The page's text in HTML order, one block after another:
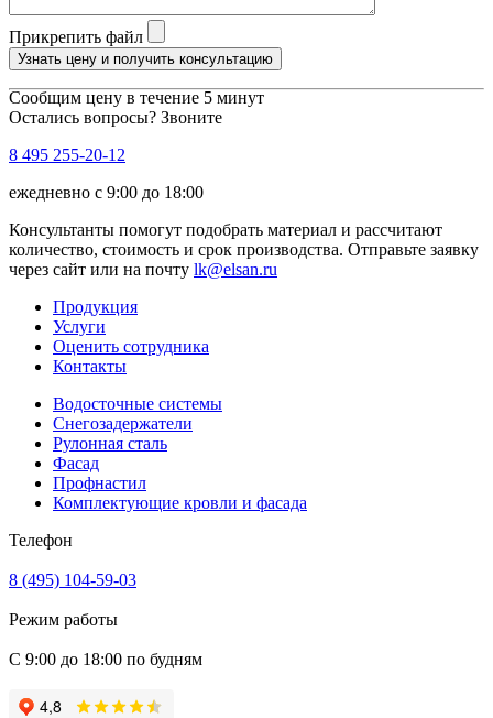
Прикрепить файл
Узнать цену и получить консультацию
Сообщим цену в течение 5 минут
Остались вопросы? Звоните
8 495 255-20-12
ежедневно с 9:00 до 18:00
Консультанты помогут подобрать материал и рассчитают
количество, стоимость и срок производства. Отправьте заявку
через сайт или на почту lk@elsan.ru
Продукция
Услуги
Оценить сотрудника
Контакты
Водосточные системы
Снегозадержатели
Рулонная сталь
Фасад
Профнастил
Комплектующие кровли и фасада
Телефон
8 (495) 104-59-03
Режим работы
С 9:00 до 18:00 по будням